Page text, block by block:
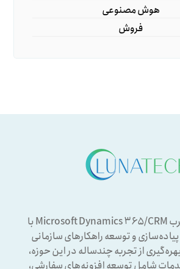
هوش مصنوعی
فروش
ما متخصصان مجرب Microsoft Dynamics ۳۶۵/CRM با
و توسعه راهکارهای سازمانی
از تجربه چندساله در این حوزه،
شامل توسعه افزونه‌های سفارشی،